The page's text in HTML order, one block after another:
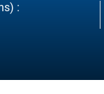
: